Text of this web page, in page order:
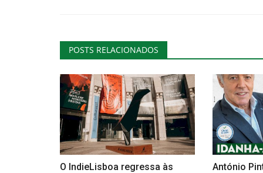
POSTS RELACIONADOS
O IndieLisboa regressa às
António